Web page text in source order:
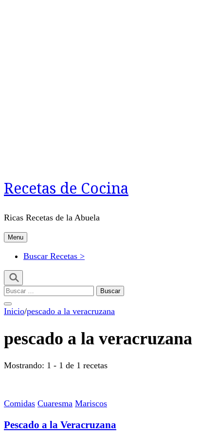
Recetas de Cocina
Ricas Recetas de la Abuela
Menu
Buscar Recetas >
Buscar:
Inicio/pescado a la veracruzana
pescado a la veracruzana
Mostrando: 1 - 1 de 1 recetas
Comidas Cuaresma Mariscos
Pescado a la Veracruzana